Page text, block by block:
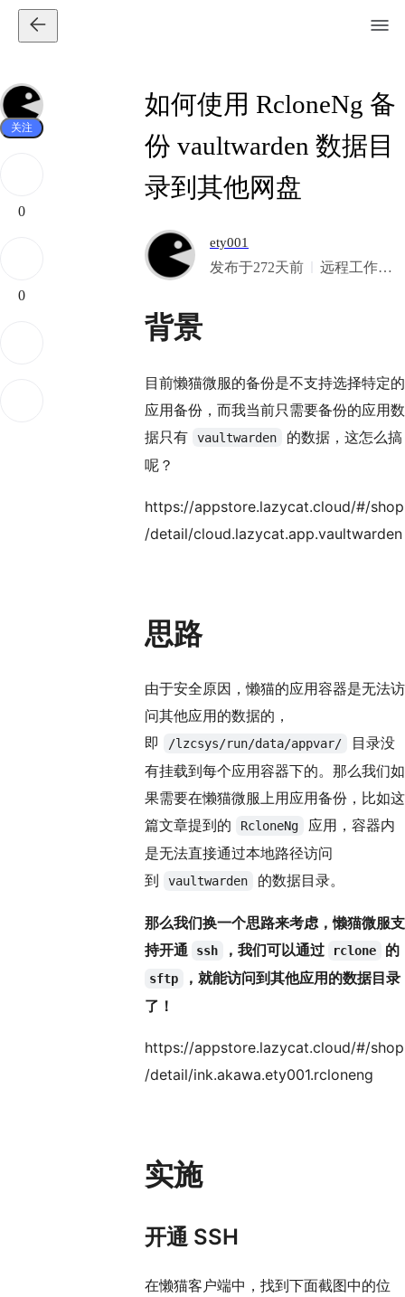
关注
0
0
如何使用 RcloneNg 备
份 vaultwarden 数据目
录到其他网盘
ety001
发布于272天前
远程工作，St
背景
目前懒猫微服的备份是不支持选择特定的
应用备份，而我当前只需要备份的应用数
据只有
vaultwarden
的数据，这怎么搞
呢？
https://appstore.lazycat.cloud/#/shop
/detail/cloud.lazycat.app.vaultwarden
思路
由于安全原因，懒猫的应用容器是无法访
问其他应用的数据的，
即
/lzcsys/run/data/appvar/
目录没
有挂载到每个应用容器下的。那么我们如
果需要在懒猫微服上用应用备份，比如这
篇文章提到的
RcloneNg
应用，容器内
是无法直接通过本地路径访问
到
vaultwarden 的数据目录。
那么我们换一个思路来考虑，懒猫微服支
持开通
ssh ，我们可以通过 rclone 的
sftp
，就能访问到其他应用的数据目录
了！
https://appstore.lazycat.cloud/#/shop
/detail/ink.akawa.ety001.rcloneng
实施
开通 SSH
在懒猫客户端中，找到下面截图中的位